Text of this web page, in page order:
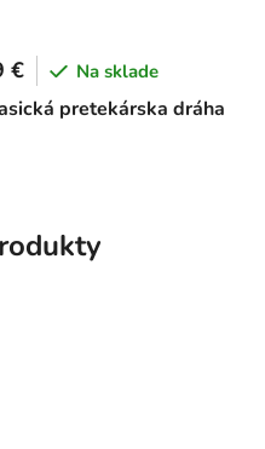
pretekárska dráha
€ Na sklade